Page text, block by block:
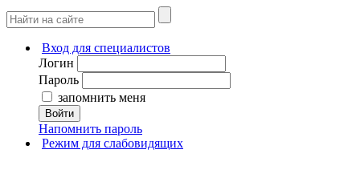
Вход для специалистов
Логин
Пароль
запомнить меня
Войти
Напомнить пароль
Режим для слабовидящих